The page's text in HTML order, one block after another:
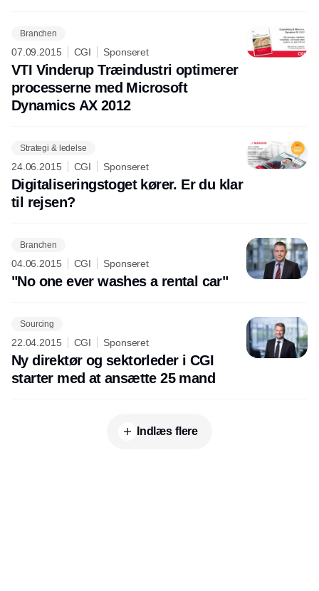
Branchen
07.09.2015 CGI Sponseret
VTI Vinderup Træindustri optimerer
processerne med Microsoft
Dynamics AX 2012
Strategi & ledelse
24.06.2015 CGI Sponseret
Digitaliseringstoget kører. Er du klar
til rejsen?
Branchen
04.06.2015 CGI Sponseret
"No one ever washes a rental car"
Sourcing
22.04.2015 CGI Sponseret
Ny direktør og sektorleder i CGI
starter med at ansætte 25 mand
Indlæs flere